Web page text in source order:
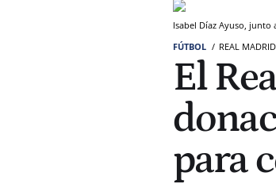
Isabel Díaz Ayuso,
FÚTBOL
REAL MADRID
El
para